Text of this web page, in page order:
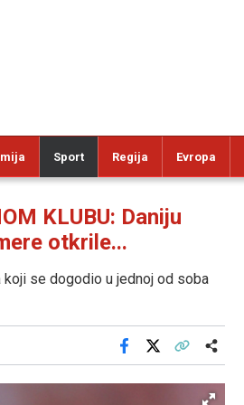
Sport Regija Evropa
KLUBU: Daniju
otkrile...
se dogodio u jednoj od soba
Facebook